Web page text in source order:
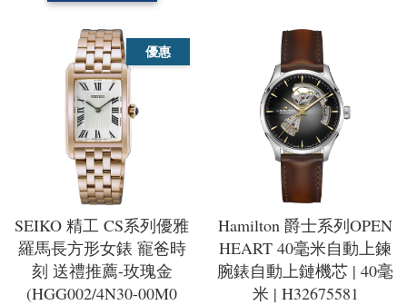
優惠
SEIKO 精工 CS系列優雅
羅馬長方形女錶 寵爸時
刻 送禮推薦-玫瑰金
(HGG002/4N30-00M0
Hamilton 爵士系列OPEN
HEART 40毫米自動上鍊
腕錶自動上鏈機芯 | 40毫
米 | H32675581